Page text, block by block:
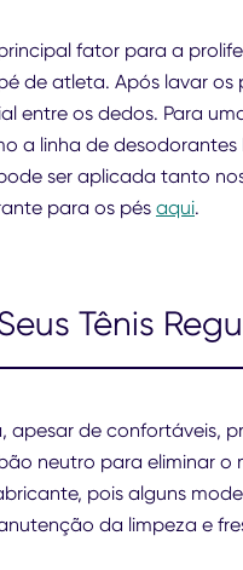
fator para a
de atleta. Após lavar
entre os dedos. Para
a linha de
ser aplicada tanto
para os pés aqui.
Tênis
apesar de confortáveis,
neutro para eliminar o
pois alguns
da limpeza e